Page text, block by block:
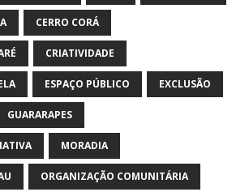
CERRO CORÁ
CRIATIVIDADE
ESPAÇO PÚBLICO EXCLUSÃO
GUARARAPES
MORADIA
ORGANIZAÇÃO COMUNITÁRIA